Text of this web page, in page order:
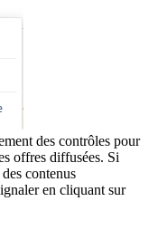
des contrôles pour
offres diffusées. Si
contenus
en cliquant sur